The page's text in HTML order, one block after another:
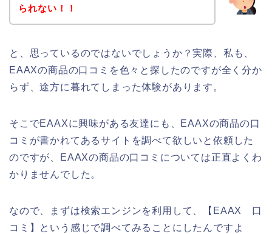
られない！！
と、思っているのではないでしょうか？実際、私も、
EAAXの商品の口コミを色々と探したのですが全く分か
らず、途方に暮れてしまった体験があります。
そこでEAAXに興味がある友達にも、EAAXの商品の口
コミが書かれてあるサイトを調べて欲しいと依頼した
のですが、EAAXの商品の口コミについては正直よくわ
かりませんでした。
なので、まずは検索エンジンを利用して、【EAAX 口
コミ】という感じで調べてみることにしたんですよ